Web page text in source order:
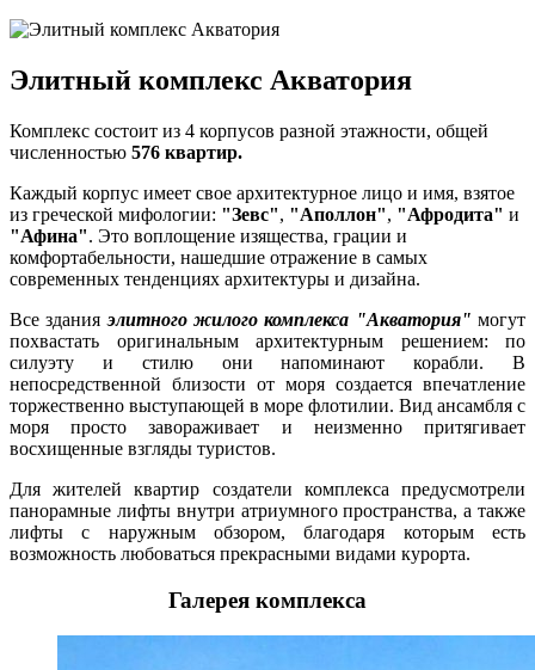
Элитный комплекс Акватория
Комплекс состоит из 4 корпусов разной этажности, общей
численностью 576 квартир.
Каждый корпус имеет свое архитектурное лицо и имя, взятое
из греческой мифологии: "Зевс", "Аполлон", "Афродита" и
"Афина". Это воплощение изящества, грации и
комфортабельности, нашедшие отражение в самых
современных тенденциях архитектуры и дизайна.
Все зданияэлитного жилого комплекса "Акватория" могут
похвастать оригинальным архитектурным решением: по
силуэту и стилю они напоминают корабли. В
непосредственной близости от моря создается впечатление
торжественно выступающей в море флотилии. Вид ансамбля с
моря просто завораживает и неизменно притягивает
восхищенные взгляды туристов.
Для жителей квартир создатели комплекса предусмотрели
панорамные лифты внутри атриумного пространства, а также
лифты с наружным обзором, благодаря которым есть
возможность любоваться прекрасными видами курорта.
Галерея комплекса